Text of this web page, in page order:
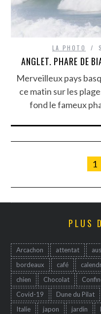
LA PHOTO
ANGLET. PHARE DE
Merveilleux pays
ce matin sur les
fond le fameux
1
PLUS
Arcachon attentat
bordeaux
café
chien
Chocolat
Covid-19
Dune du Pilat
Italie
japon jardin